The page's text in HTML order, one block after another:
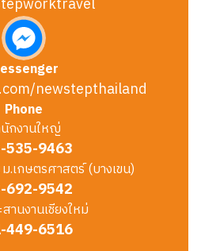
newstepthailand
Phone
กงานใหญ่
535-9463
.เกษตรศาสตร์ (บางเขน)
692-9542
านงานเชียงใหม่
449-6516